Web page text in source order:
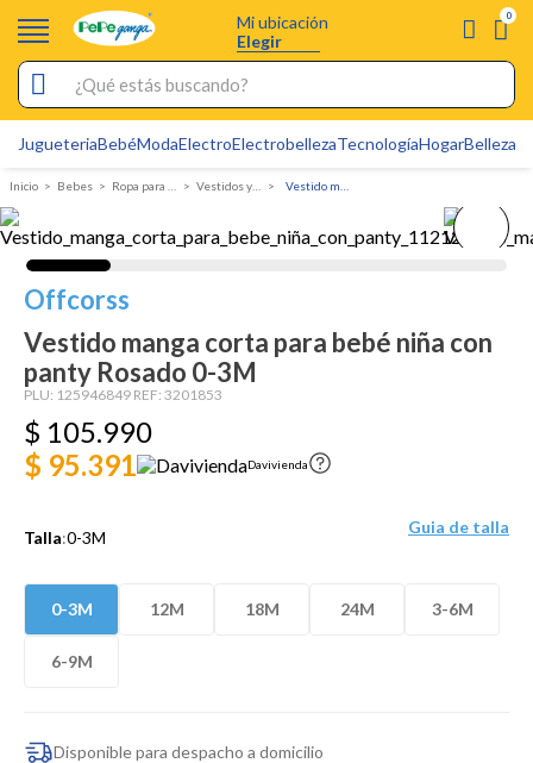
Mi ubicación
Elegir
0
¿Qué estás buscando?
JugueteriaBebéModaElectroElectrobellezaTecnologíaHogarBelleza
Bebes Ropa para bebé Vestidos y faldas
Offcorss
Vestido manga corta para bebé niña con
panty Rosado 0-3M
PLU: 125946849 REF: 3201853
$ 105.990
$ 95.391
Davivienda
Talla:0-3M
Guia de talla
0-3M 12M 18M 24M 3-6M
6-9M
Disponible para despacho a domicilio
Electro
Figuras Toy Story
Carters
Cartas Pokemon
Silla Mecedora Bebé
Cuna Colecho
Dinosaurio Juguete